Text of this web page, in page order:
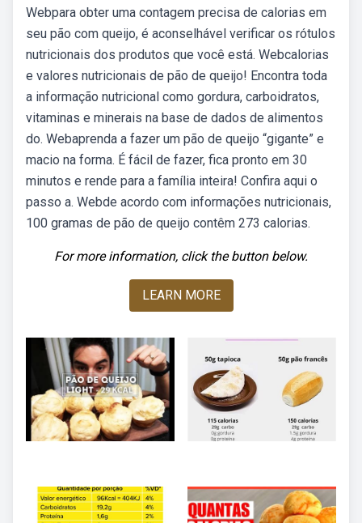
Webpara obter uma contagem precisa de calorias em
seu pão com queijo, é aconselhável verificar os rótulos
nutricionais dos produtos que você está. Webcalorias
e valores nutricionais de pão de queijo! Encontra toda
a informação nutricional como gordura, carboidratos,
vitaminas e minerais na base de dados de alimentos
do. Webaprenda a fazer um pão de queijo “gigante” e
macio na forma. É fácil de fazer, fica pronto em 30
minutos e rende para a família inteira! Confira aqui o
passo a. Webde acordo com informações nutricionais,
100 gramas de pão de queijo contêm 273 calorias.
For more information, click the button below.
LEARN MORE